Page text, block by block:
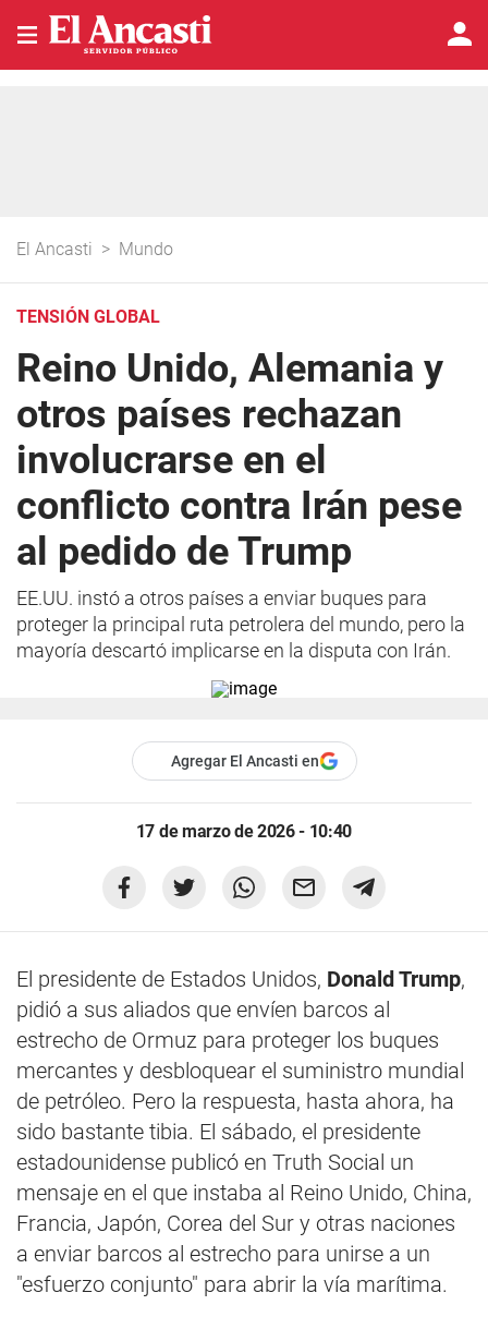
El Ancasti > Mundo
TENSIÓN GLOBAL
Reino Unido, Alemania y
otros países rechazan
involucrarse en el
conflicto contra Irán pese
al pedido de Trump
EE.UU. instó a otros países a enviar buques para
proteger la principal ruta petrolera del mundo, pero la
mayoría descartó implicarse en la disputa con Irán.
Agregar El Ancasti en
17 de marzo de 2026 - 10:40
El presidente de Estados Unidos, Donald Trump,
pidió a sus aliados que envíen barcos al
estrecho de Ormuz para proteger los buques
mercantes y desbloquear el suministro mundial
de petróleo. Pero la respuesta, hasta ahora, ha
sido bastante tibia. El sábado, el presidente
estadounidense publicó en Truth Social un
mensaje en el que instaba al Reino Unido, China,
Francia, Japón, Corea del Sur y otras naciones
a enviar barcos al estrecho para unirse a un
"esfuerzo conjunto" para abrir la vía marítima.